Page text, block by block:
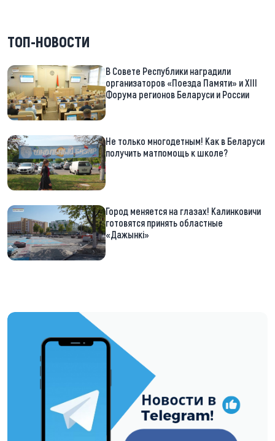
ТОП-НОВОСТИ
В Совете Республики наградили
организаторов «Поезда Памяти» и XIII
Форума регионов Беларуси и России
Не только многодетным! Как в Беларуси
получить матпомощь к школе?
Город меняется на глазах! Калинковичи
готовятся принять областные
«Дажынкі»
https://t.me/minskctvby